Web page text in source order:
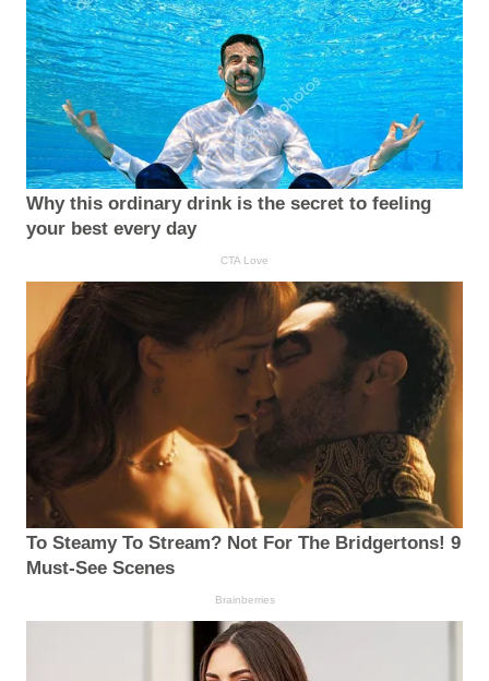
Why this ordinary drink is the secret to feeling
your best every day
CTA Love
To Steamy To Stream? Not For The Bridgertons! 9
Must-See Scenes
Brainberries